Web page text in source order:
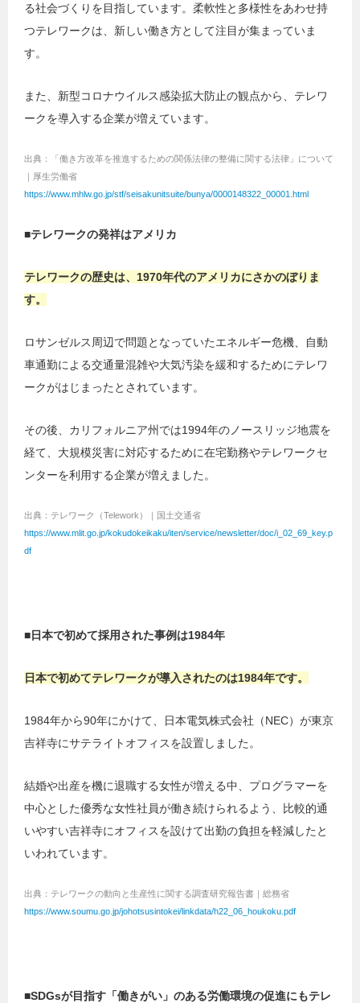
る社会づくりを目指しています。柔軟性と多様性をあわせ持
つテレワークは、新しい働き方として注目が集まっていま
す。
また、新型コロナウイルス感染拡大防止の観点から、テレワ
ークを導入する企業が増えています。
出典：「働き方改革を推進するための関係法律の整備に関する法律」について
｜厚生労働省
https://www.mhlw.go.jp/stf/seisakunitsuite/bunya/0000148322_00001.html
■テレワークの発祥はアメリカ
テレワークの歴史は、1970年代のアメリカにさかのぼりま
す。
ロサンゼルス周辺で問題となっていたエネルギー危機、自動
車通勤による交通量混雑や大気汚染を緩和するためにテレワ
ークがはじまったとされています。
その後、カリフォルニア州では1994年のノースリッジ地震を
経て、大規模災害に対応するために在宅勤務やテレワークセ
ンターを利用する企業が増えました。
出典：テレワーク（Telework）｜国土交通省
https://www.mlit.go.jp/kokudokeikaku/iten/service/newsletter/doc/i_02_69_key.p
df
■日本で初めて採用された事例は1984年
日本で初めてテレワークが導入されたのは1984年です。
1984年から90年にかけて、日本電気株式会社（NEC）が東京
吉祥寺にサテライトオフィスを設置しました。
結婚や出産を機に退職する女性が増える中、プログラマーを
中心とした優秀な女性社員が働き続けられるよう、比較的通
いやすい吉祥寺にオフィスを設けて出勤の負担を軽減したと
いわれています。
出典：テレワークの動向と生産性に関する調査研究報告書｜総務省
https://www.soumu.go.jp/johotsusintokei/linkdata/h22_06_houkoku.pdf
■SDGsが目指す「働きがい」のある労働環境の促進にもテレ